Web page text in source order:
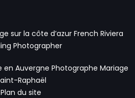
sur la côte d’azur French Riviera
Photographer
en Auvergne Photographe Mariage
Raphaël
Plan du site